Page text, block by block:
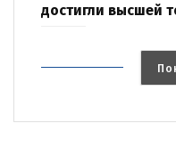
достигли высшей